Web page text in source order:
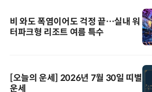
비 와도 폭염이어도 걱정 끝…실내 워
터파크형 리조트 여름 특수
[오늘의 운세] 2026년 7월 30일 띠별
운세